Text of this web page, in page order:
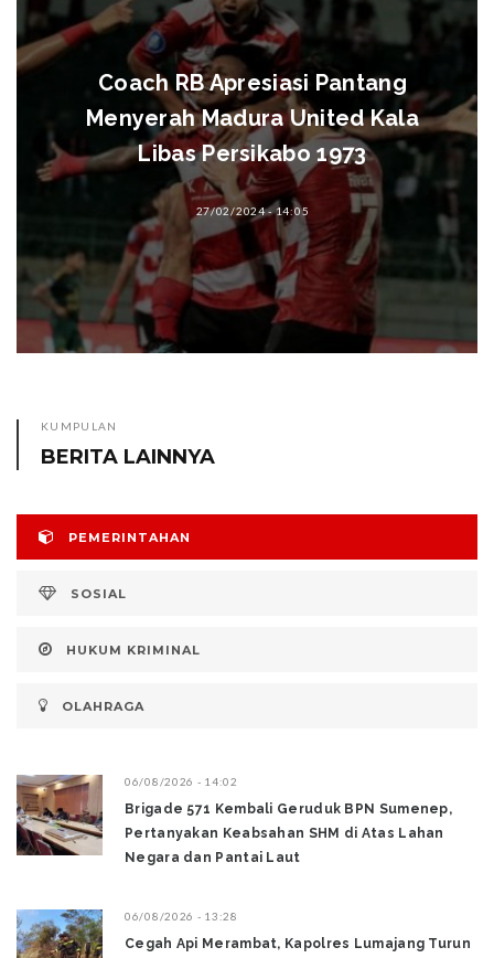
11 Desember, Lapangan Sepakat
Sumenep
19/03/2019 - 07:00
KUMPULAN
BERITA LAINNYA
PEMERINTAHAN
SOSIAL
HUKUM KRIMINAL
OLAHRAGA
06/08/2026 - 14:02
Brigade 571 Kembali Geruduk BPN Sumenep,
Pertanyakan Keabsahan SHM di Atas Lahan
Negara dan Pantai Laut
06/08/2026 - 13:28
‎Cegah Api Merambat, Kapolres Lumajang Turun